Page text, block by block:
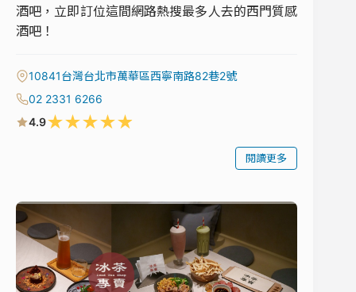
酒吧，立即訂位這間網路熱搜最多人去的西門質感
酒吧！
10841台灣台北市萬華區西寧南路82巷2號
02 2331 6266
4.9★★★★★
閱讀更多